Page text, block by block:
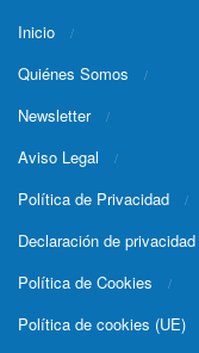
Inicio
Quiénes Somos
Newsletter
Aviso Legal
Política de Privacidad
Declaración de
Política de Cookies
Política de cookies (UE)